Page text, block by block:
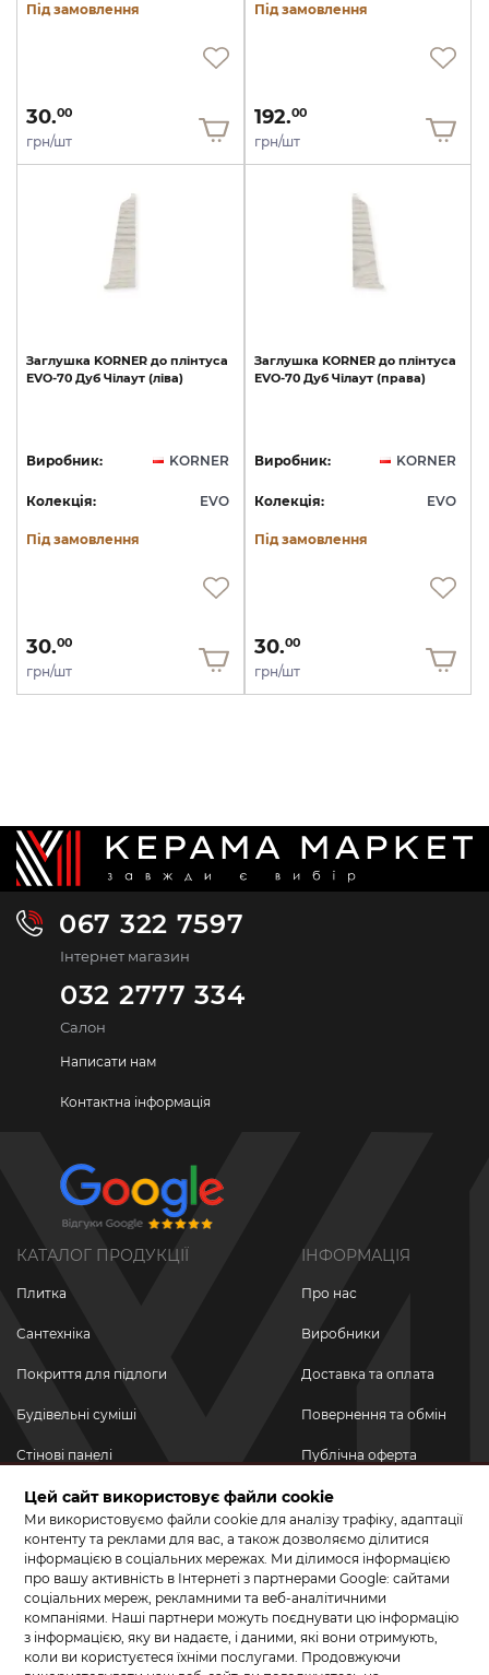
Під замовлення
30.00
грн/шт
Під замовлення
192.00
грн/шт
Заглушка KORNER до плінтуса
EVO-70 Дуб Чілаут (ліва)
Виробник: KORNER
Колекція: EVO
Під замовлення
30.00
грн/шт
Заглушка KORNER до плінтуса
EVO-70 Дуб Чілаут (права)
Виробник: KORNER
Колекція: EVO
Під замовлення
30.00
грн/шт
067 322 7597
Інтернет магазин
032 2777 334
Салон
Написати нам
Контактна інформація
КАТАЛОГ ПРОДУКЦІЇ
Плитка
Сантехніка
Покриття для підлоги
Будівельні суміші
Стінові панелі
Новинки
Акційні товари
Акції/Знижки
ІНФОРМАЦІЯ
Про нас
Виробники
Доставка та оплата
Повернення та обмін
Публічна оферта
Політика
конфіденційності
ПРИЄДНУЙТЕСЬ ДО НАС У СОЦМЕРЕЖАХ
Цей сайт використовує файли cookie
Ми використовуємо файли cookie для аналізу трафіку, адаптації
контенту та реклами для вас, а також дозволяємо ділитися
інформацією в соціальних мережах. Ми ділимося інформацією
про вашу активність в Інтернеті з партнерами Google: сайтами
соціальних мереж, рекламними та веб-аналітичними
компаніями. Наші партнери можуть поєднувати цю інформацію
з інформацією, яку ви надаєте, і даними, які вони отримують,
коли ви користуєтеся їхніми послугами. Продовжуючи